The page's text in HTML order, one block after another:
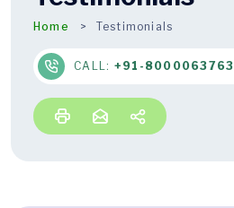
Home Testimonials
CALL: +91-8000063763